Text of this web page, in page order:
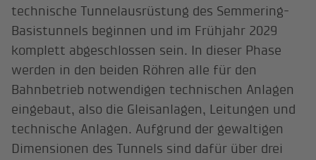
technische Tunnelausrüstung des Semmering-
Basistunnels beginnen und im Frühjahr 2029
komplett abgeschlossen sein. In dieser Phase
werden in den beiden Röhren alle für den
Bahnbetrieb notwendigen technischen Anlagen
eingebaut, also die Gleisanlagen, Leitungen und
technische Anlagen. Aufgrund der gewaltigen
Dimensionen des Tunnels sind dafür über drei